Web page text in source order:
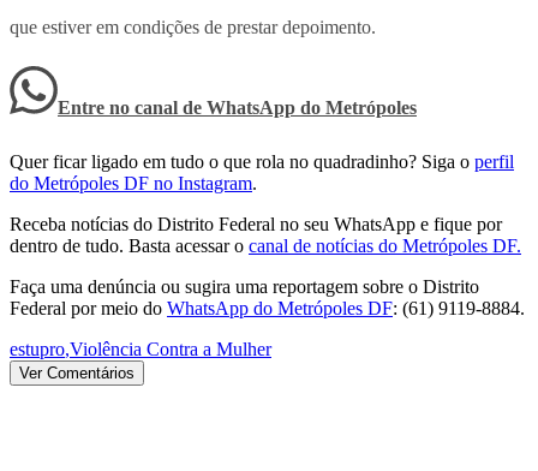
que estiver em condições de prestar depoimento.
Entre no canal de WhatsApp do Metrópoles
Quer ficar ligado em tudo o que rola no quadradinho? Siga o perfil
do Metrópoles DF no Instagram.
Receba notícias do Distrito Federal no seu WhatsApp e fique por
dentro de tudo. Basta acessar o canal de notícias do Metrópoles DF.
Faça uma denúncia ou sugira uma reportagem sobre o Distrito
Federal por meio do WhatsApp do Metrópoles DF: (61) 9119-8884.
estupro,Violência Contra a Mulher
Ver Comentários